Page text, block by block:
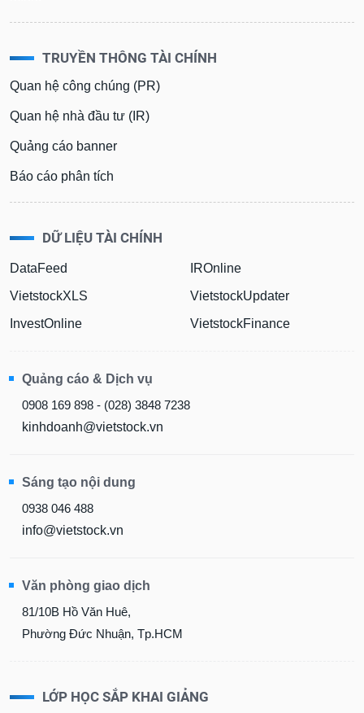
TRUYỀN THÔNG TÀI CHÍNH
Quan hệ công chúng (PR)
Quan hệ nhà đầu tư (IR)
Quảng cáo banner
Báo cáo phân tích
DỮ LIỆU TÀI CHÍNH
DataFeed
VietstockXLS
InvestOnline
IROnline
VietstockUpdater
VietstockFinance
Quảng cáo & Dịch vụ
0908 169 898 - (028) 3848 7238
kinhdoanh@vietstock.vn
Sáng tạo nội dung
0938 046 488
info@vietstock.vn
Văn phòng giao dịch
81/10B Hồ Văn Huê,
Phường Đức Nhuận, Tp.HCM
LỚP HỌC SẮP KHAI GIẢNG